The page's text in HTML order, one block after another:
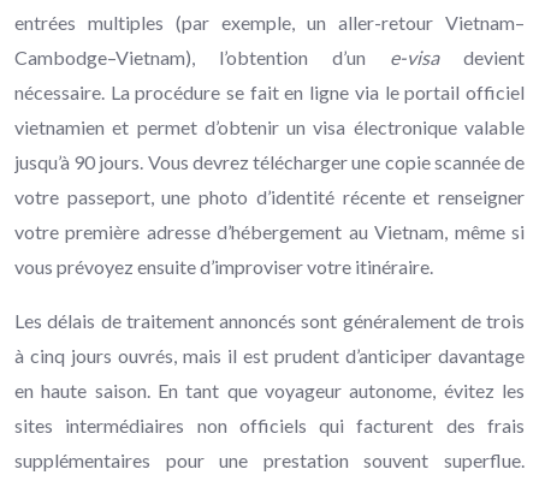
entrées multiples (par exemple, un aller-retour Vietnam–
Cambodge–Vietnam), l’obtention d’un e-visadevient
nécessaire. La procédure se fait en ligne via le portail officiel
vietnamien et permet d’obtenir un visa électronique valable
jusqu’à 90 jours. Vous devrez télécharger une copie scannée de
votre passeport, une photo d’identité récente et renseigner
votre première adresse d’hébergement au Vietnam, même si
vous prévoyez ensuite d’improviser votre itinéraire.
Les délais de traitement annoncés sont généralement de trois
à cinq jours ouvrés, mais il est prudent d’anticiper davantage
en haute saison. En tant que voyageur autonome, évitez les
sites intermédiaires non officiels qui facturent des frais
supplémentaires pour une prestation souvent superflue.